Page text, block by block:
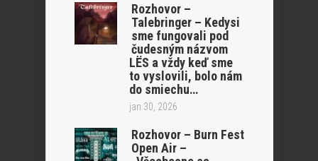
Rozhovor –
Talebringer – Kedysi
sme fungovali pod
čudesným názvom
LËS a vždy keď sme
to vyslovili, bolo nám
do smiechu…
jan 30, 2026
Rozhovor – Burn Fest
Open Air –